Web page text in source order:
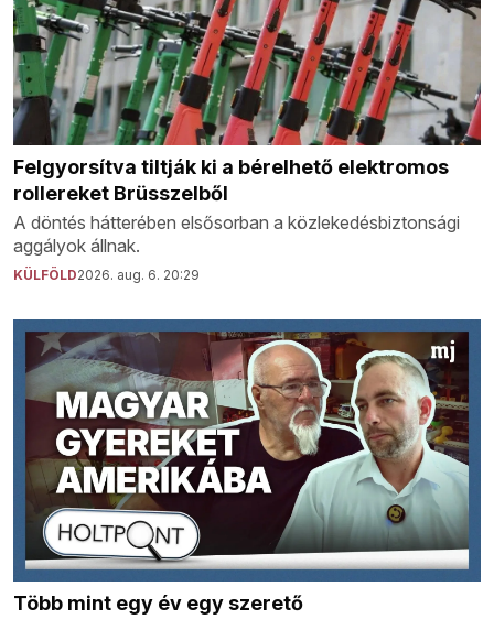
Felgyorsítva tiltják ki a bérelhető elektromos
rollereket Brüsszelből
A döntés hátterében elsősorban a közlekedésbiztonsági
aggályok állnak.
KÜLFÖLD2026. aug. 6. 20:29
Több mint egy év egy szerető